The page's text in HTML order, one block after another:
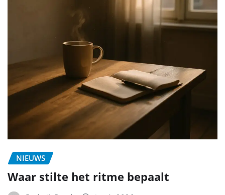
NIEUWS
Waar stilte het ritme bepaalt